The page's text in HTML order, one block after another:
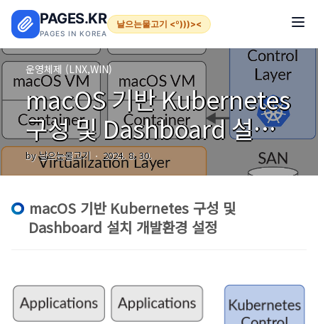
PAGES.KR
PAGES IN KOREA
날으는물고기 <º)))><
운영체제 (LNX,WIN)
macOS 기반 Kubernetes
구성 및 Dashboard 설치
개발환경 설정
by 날으는물고기 2024. 8. 30.
macOS 기반 Kubernetes 구성 및
Dashboard 설치 개발환경 설정